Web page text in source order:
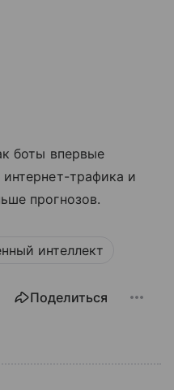
боты впервые
трафика и
прогнозов.
интеллект
Поделиться